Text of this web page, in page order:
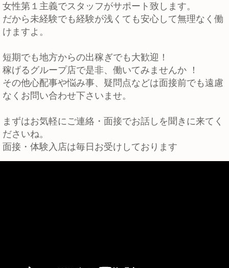
女性第１主義でスタッフがサポート致します。
だから未経験でも経験が浅くても安心して無理なく働
けますよ。
短期でも地方からの出稼ぎでも大歓迎！
稼げるグループ店で是非、働いてみませんか ！
その他心配事や悩み事、疑問点などは面接前でも遠慮
なくお問い合わせ下さいませ。
まずはお気軽にご連絡・面接でお話しを聞きに来てく
ださいね。
面接・体験入店は毎日お受けしております